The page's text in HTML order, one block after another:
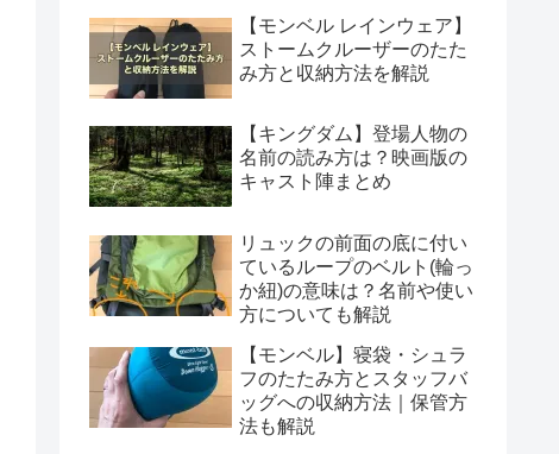
【モンベル レインウェア】
ストームクルーザーのたた
み方と収納方法を解説
【キングダム】登場人物の
名前の読み方は？映画版の
キャスト陣まとめ
リュックの前面の底に付い
ているループのベルト(輪っ
か紐)の意味は？名前や使い
方についても解説
【モンベル】寝袋・シュラ
フのたたみ方とスタッフバ
ッグへの収納方法｜保管方
法も解説